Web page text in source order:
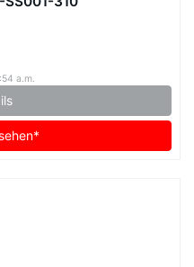
a.m.